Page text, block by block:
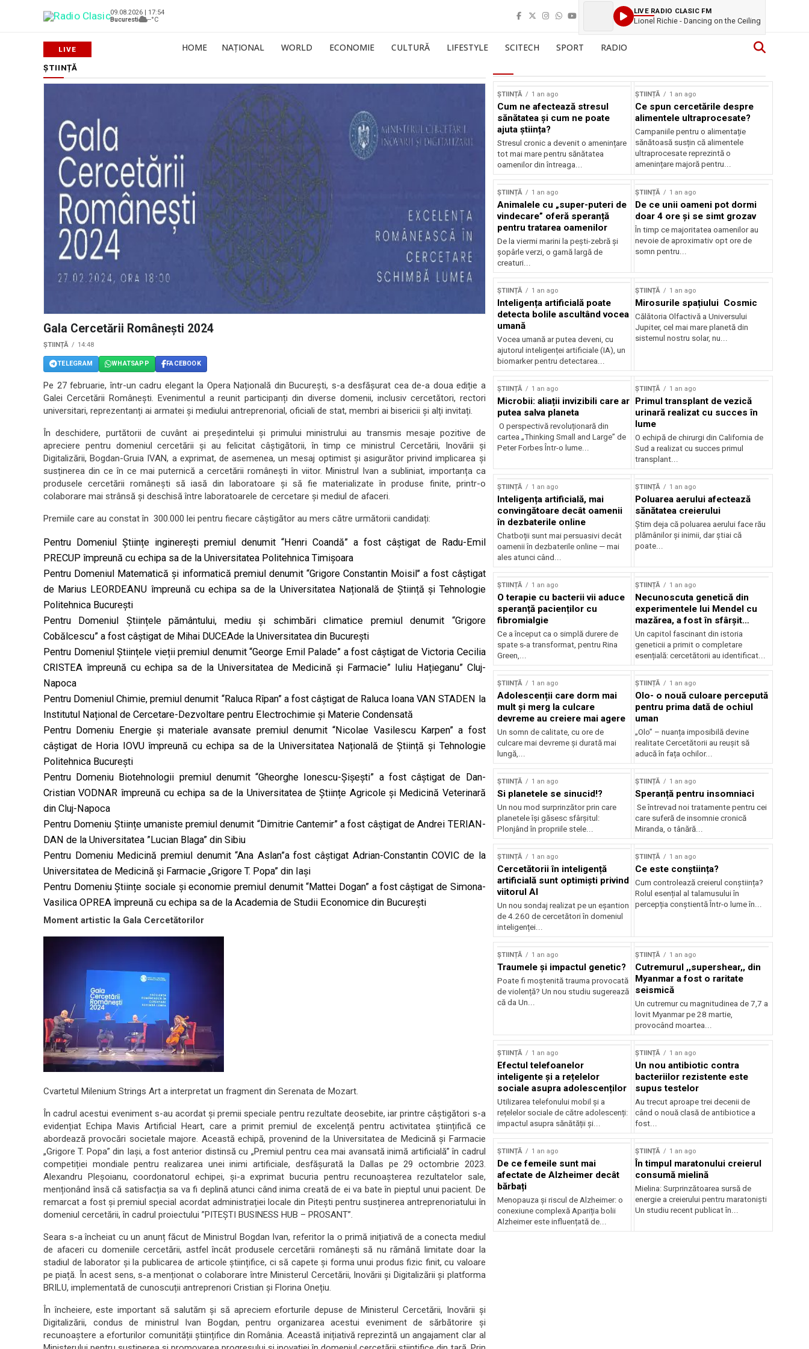
09.08.2026 | 17:54
Bucuresti
--°C
LIVE RADIO CLASIC FM
Lionel Richie - Dancing on the Ceiling
HOME NAȚIONAL WORLD ECONOMIE CULTURĂ LIFESTYLE SCITECH SPORT RADIO
ȘTIINȚĂ
Gala Cercetării Românești 2024
ȘTIINȚĂ 14:48
TELEGRAM WHATSAPP FACEBOOK
Pe 27 februarie, într-un cadru elegant la Opera Națională din București, s-a desfășurat cea de-a doua ediție a
Galei Cercetării Românești. Evenimentul a reunit participanți din diverse domenii, inclusiv cercetători, rectori
universitari, reprezentanți ai armatei și mediului antreprenorial, oficiali de stat, membri ai bisericii și alți invitați.
În deschidere, purtătorii de cuvânt ai președintelui și primului ministrului au transmis mesaje pozitive de
apreciere pentru domeniul cercetării și au felicitat câștigătorii, în timp ce ministrul Cercetării, Inovării și
Digitalizării, Bogdan-Gruia IVAN, a exprimat, de asemenea, un mesaj optimist și asigurător privind implicarea și
susținerea din ce în ce mai puternică a cercetării românești în viitor. Ministrul Ivan a subliniat, importanța ca
produsele cercetării românești să iasă din laboratoare și să fie materializate în produse finite, printr-o
colaborare mai strânsă și deschisă între laboratoarele de cercetare și mediul de afaceri.
Premiile care au constat în 300.000 lei pentru fiecare câștigător au mers către următorii candidați:
Pentru Domeniul Științe inginerești premiul denumit “Henri Coandă” a fost câștigat de Radu-Emil
PRECUP împreună cu echipa sa de la Universitatea Politehnica Timișoara
Pentru Domeniul Matematică și informatică premiul denumit “Grigore Constantin Moisil’’ a fost câștigat
de Marius LEORDEANU împreună cu echipa sa de la Universitatea Națională de Știință și Tehnologie
Politehnica București
Pentru Domeniul Științele pământului, mediu și schimbări climatice premiul denumit “Grigore
Cobălcescu” a fost câștigat de Mihai DUCEAde la Universitatea din București
Pentru Domeniul Științele vieții premiul denumit “George Emil Palade” a fost câștigat de Victoria Cecilia
CRISTEA împreună cu echipa sa de la Universitatea de Medicină și Farmacie” Iuliu Hațieganu” Cluj-
Napoca
Pentru Domeniul Chimie, premiul denumit “Raluca Rîpan” a fost câștigat de Raluca Ioana VAN STADEN la
Institutul Național de Cercetare-Dezvoltare pentru Electrochimie și Materie Condensată
Pentru Domeniu Energie și materiale avansate premiul denumit “Nicolae Vasilescu Karpen” a fost
câștigat de Horia IOVU împreună cu echipa sa de la Universitatea Națională de Știință și Tehnologie
Politehnica București
Pentru Domeniu Biotehnologii premiul denumit “Gheorghe Ionescu-Șișești” a fost câștigat de Dan-
Cristian VODNAR împreună cu echipa sa de la Universitatea de Științe Agricole și Medicină Veterinară
din Cluj-Napoca
Pentru Domeniu Științe umaniste premiul denumit “Dimitrie Cantemir” a fost câștigat de Andrei TERIAN-
DAN de la Universitatea ”Lucian Blaga” din Sibiu
Pentru Domeniu Medicină premiul denumit “Ana Aslan”a fost câștigat Adrian-Constantin COVIC de la
Universitatea de Medicină și Farmacie „Grigore T. Popa” din Iași
Pentru Domeniu Științe sociale și economie premiul denumit “Mattei Dogan” a fost câștigat de Simona-
Vasilica OPREA împreună cu echipa sa de la Academia de Studii Economice din București
Moment artistic la Gala Cercetătorilor
Cvartetul Milenium Strings Art a interpretat un fragment din Serenata de Mozart.
În cadrul acestui eveniment s-au acordat și premii speciale pentru rezultate deosebite, iar printre câștigători s-a
evidențiat Echipa Mavis Artificial Heart, care a primit premiul de excelență pentru activitatea științifică ce
abordează provocări societale majore. Această echipă, provenind de la Universitatea de Medicină și Farmacie
„Grigore T. Popa” din Iași, a fost anterior distinsă cu „Premiul pentru cea mai avansată inimă artificială” în cadrul
competiției mondiale pentru realizarea unei inimi artificiale, desfășurată la Dallas pe 29 octombrie 2023.
Alexandru Pleșoianu, coordonatorul echipei, și-a exprimat bucuria pentru recunoașterea rezultatelor sale,
menționând însă că satisfacția sa va fi deplină atunci când inima creată de ei va bate în pieptul unui pacient. De
remarcat a fost și premiul special acordat administrației locale din Pitești pentru susținerea antreprenoriatului în
domeniul cercetării, în cadrul proiectului ”PITEȘTI BUSINESS HUB – PROSANT”.
Seara s-a încheiat cu un anunț făcut de Ministrul Bogdan Ivan, referitor la o primă inițiativă de a conecta mediul
de afaceri cu domeniile cercetării, astfel încât produsele cercetării românești să nu rămână limitate doar la
stadiul de laborator și la publicarea de articole științifice, ci să capete și forma unui produs fizic finit, cu valoare
pe piață. În acest sens, s-a menționat o colaborare între Ministerul Cercetării, Inovării și Digitalizării și platforma
BRILU, implementată de cunoscuții antreprenori Cristian și Florina Onețiu.
În încheiere, este important să salutăm și să apreciem eforturile depuse de Ministerul Cercetării, Inovării și
Digitalizării, condus de ministrul Ivan Bogdan, pentru organizarea acestui eveniment de sărbătorire și
recunoaștere a eforturilor comunității științifice din România. Această inițiativă reprezintă un angajament clar al
ȘTIINȚĂ 1 an ago
Cum ne afectează stresul
sănătatea și cum ne poate
ajuta știința?
Stresul cronic a devenit o amenințare
tot mai mare pentru sănătatea
oamenilor din întreaga...
ȘTIINȚĂ 1 an ago
Ce spun cercetările despre
alimentele ultraprocesate?
Campaniile pentru o alimentație
sănătoasă susțin că alimentele
ultraprocesate reprezintă o
amenințare majoră pentru...
ȘTIINȚĂ 1 an ago
Animalele cu „super-puteri de
vindecare” oferă speranță
pentru tratarea oamenilor
De la viermi marini la pești-zebră și
șopârle verzi, o gamă largă de
creaturi...
ȘTIINȚĂ 1 an ago
De ce unii oameni pot dormi
doar 4 ore și se simt grozav
În timp ce majoritatea oamenilor au
nevoie de aproximativ opt ore de
somn pentru...
ȘTIINȚĂ 1 an ago
Inteligența artificială poate
detecta bolile ascultând vocea
umană
Vocea umană ar putea deveni, cu
ajutorul inteligenței artificiale (IA), un
biomarker pentru detectarea...
ȘTIINȚĂ 1 an ago
Mirosurile spațiului Cosmic
Călătoria Olfactivă a Universului
Jupiter, cel mai mare planetă din
sistemul nostru solar, nu...
ȘTIINȚĂ 1 an ago
Microbii: aliații invizibili care ar
putea salva planeta
O perspectivă revoluționară din
cartea „Thinking Small and Large” de
Peter Forbes Într-o lume...
ȘTIINȚĂ 1 an ago
Primul transplant de vezică
urinară realizat cu succes în
lume
O echipă de chirurgi din California de
Sud a realizat cu succes primul
transplant...
ȘTIINȚĂ 1 an ago
Inteligența artificială, mai
convingătoare decât oamenii
în dezbaterile online
Chatboții sunt mai persuasivi decât
oamenii în dezbaterile online — mai
ales atunci când...
ȘTIINȚĂ 1 an ago
Poluarea aerului afectează
sănătatea creierului
Știm deja că poluarea aerului face rău
plămânilor și inimii, dar știai că
poate...
ȘTIINȚĂ 1 an ago
O terapie cu bacterii vii aduce
speranță pacienților cu
fibromialgie
Ce a început ca o simplă durere de
spate s-a transformat, pentru Rina
Green,...
ȘTIINȚĂ 1 an ago
Necunoscuta genetică din
experimentele lui Mendel cu
mazărea, a fost în sfârșit
rezolvară
Un capitol fascinant din istoria
geneticii a primit o completare
esențială: cercetătorii au identificat...
ȘTIINȚĂ 1 an ago
Adolescenții care dorm mai
mult și merg la culcare
devreme au creiere mai agere
Un somn de calitate, cu ore de
culcare mai devreme și durată mai
lungă,...
ȘTIINȚĂ 1 an ago
Olo- o nouă culoare percepută
pentru prima dată de ochiul
uman
„Olo” – nuanța imposibilă devine
realitate Cercetătorii au reușit să
aducă în fața ochilor...
ȘTIINȚĂ 1 an ago
Si planetele se sinucid!?
Un nou mod surprinzător prin care
planetele își găsesc sfârșitul:
Plonjând în propriile stele...
ȘTIINȚĂ 1 an ago
Speranță pentru insomniaci
Se întrevad noi tratamente pentru cei
care suferă de insomnie cronică
Miranda, o tânără...
ȘTIINȚĂ 1 an ago
Cercetătorii în inteligență
artificială sunt optimiști privind
viitorul AI
Un nou sondaj realizat pe un eșantion
de 4.260 de cercetători în domeniul
inteligenței...
ȘTIINȚĂ 1 an ago
Ce este conștiința?
Cum controlează creierul conștiința?
Rolul esențial al talamusului în
percepția conștientă Într-o lume în...
ȘTIINȚĂ 1 an ago
Traumele și impactul genetic?
Poate fi moștenită trauma provocată
de violență? Un nou studiu sugerează
că da Un...
ȘTIINȚĂ 1 an ago
Cutremurul ,,supershear,, din
Myanmar a fost o raritate
seismică
Un cutremur cu magnitudinea de 7,7 a
lovit Myanmar pe 28 martie,
provocând moartea...
ȘTIINȚĂ 1 an ago
Efectul telefoanelor
inteligente și a rețelelor
sociale asupra adolescenților
Utilizarea telefonului mobil și a
rețelelor sociale de către adolescenți:
impactul asupra sănătății și...
ȘTIINȚĂ 1 an ago
Un nou antibiotic contra
bacteriilor rezistente este
supus testelor
Au trecut aproape trei decenii de
când o nouă clasă de antibiotice a
fost...
ȘTIINȚĂ 1 an ago
De ce femeile sunt mai
afectate de Alzheimer decât
bărbați
Menopauza și riscul de Alzheimer: o
conexiune complexă Apariția bolii
Alzheimer este influențată de...
ȘTIINȚĂ 1 an ago
În timpul maratonului creierul
consumă mielină
Mielina: Surprinzătoarea sursă de
energie a creierului pentru maratoniști
Un studiu recent publicat în...